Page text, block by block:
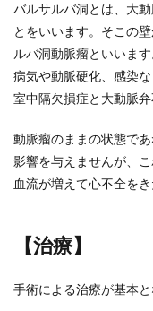
バルサルバ洞とは、大
とをいいます。そこの
ルバ洞動脈瘤といいま
病気や動脈硬化、感染
室中隔欠損症と大動脈
動脈瘤のままの状態で
影響を与えませんが、
血流が増えて心不全をき
【治療】
手術による治療が基本と